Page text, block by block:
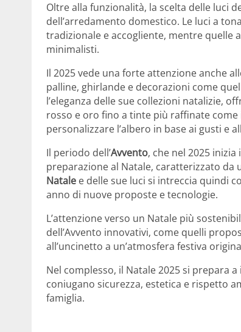
Oltre alla funzionalità, la scelta delle luci
dell’arredamento domestico. Le luci a
tradizionale e accogliente, mentre quelle
minimalisti.
Il 2025 vede una forte attenzione anche
palline, ghirlande e decorazioni come
l’eleganza delle sue collezioni natalizie,
rosso e oro fino a tinte più raffinate
personalizzare l’albero in base ai gusti e
Il periodo dell’Avvento, che nel 2025
preparazione al Natale, caratterizzato da
Natale e delle sue luci si intreccia quindi
anno di nuove proposte e tecnologie.
L’attenzione verso un Natale più
dell’Avvento innovativi, come quelli
all’uncinetto a un’atmosfera festiva
Nel complesso, il Natale 2025 si prepara
coniugano sicurezza, estetica e rispetto
famiglia.